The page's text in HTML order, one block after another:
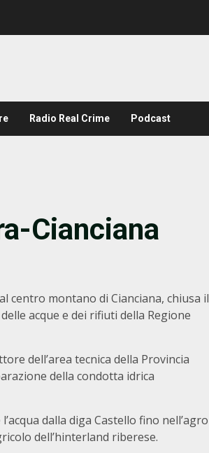
Radio Real Crime Podcast
Cianciana
centro montano di Cianciana, chiusa il
acque e dei rifiuti della Regione
dell’area tecnica della Provincia
della condotta idrica
dalla diga Castello fino nell’agro
dell’hinterland riberese.